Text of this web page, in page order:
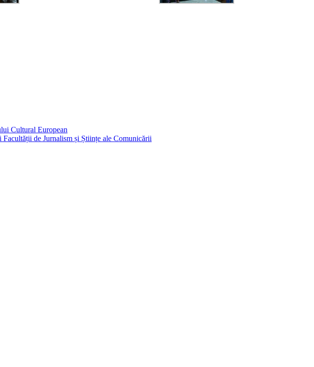
Cultural European
de Jurnalism și Științe ale Comunicării